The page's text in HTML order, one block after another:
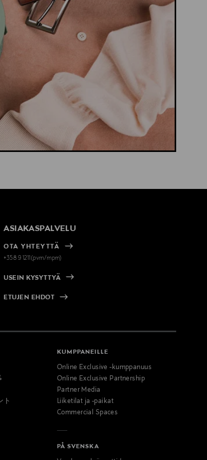
osoitteeseen.
ASIAKASPALVELU
OTA YHTEYTTÄ
+358 9 1211(pvm/mpm)
USEIN KYSYTTYÄ
ETUJEN EHDOT
ト
KUMPPANEILLE
Online Exclusive -kumppanuus
Online Exclusive Partnership
Partner Media
Liiketilat ja -paikat
Commercial Spaces
PÅ SVENSKA